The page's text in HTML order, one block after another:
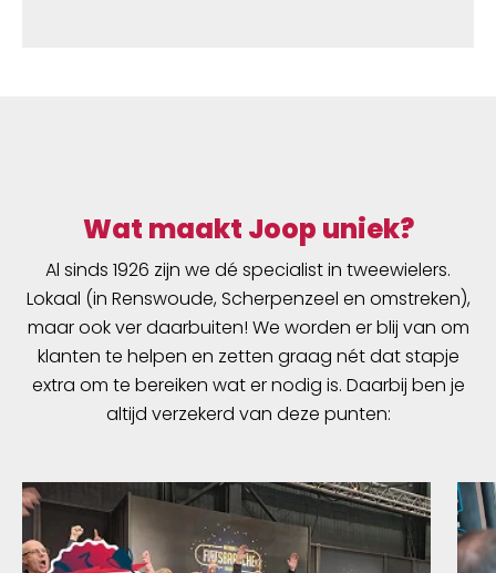
Wat maakt Joop uniek?
Al sinds 1926 zijn we dé specialist in tweewielers.
Lokaal (in Renswoude, Scherpenzeel en omstreken),
maar ook ver daarbuiten! We worden er blij van om
klanten te helpen en zetten graag nét dat stapje
extra om te bereiken wat er nodig is. Daarbij ben je
altijd verzekerd van deze punten: